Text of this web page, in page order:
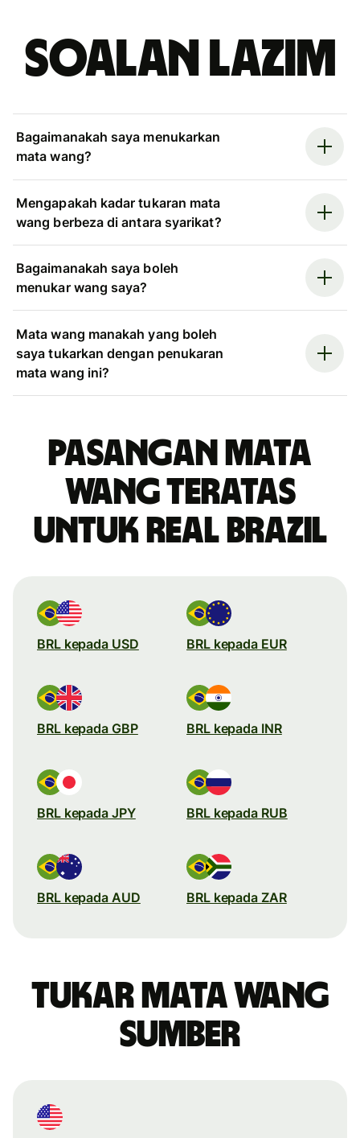
Soalan Lazim
Bagaimanakah saya menukarkan
mata wang?
Mengapakah kadar tukaran mata
wang berbeza di antara syarikat?
Bagaimanakah saya boleh
menukar wang saya?
Mata wang manakah yang boleh
saya tukarkan dengan penukaran
mata wang ini?
Pasangan mata
wang teratas
untuk real Brazil
BRL kepada USD BRL kepada EUR
BRL kepada GBP BRL kepada INR
BRL kepada JPY BRL kepada RUB
BRL kepada AUD BRL kepada ZAR
Tukar mata wang
sumber